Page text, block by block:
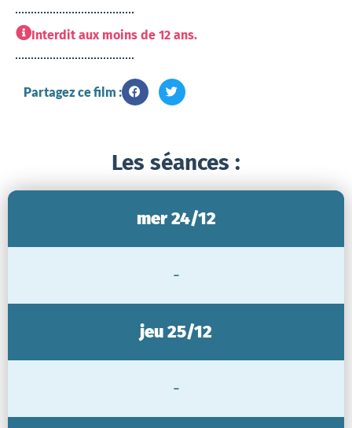
Interdit aux moins de 12 ans.
Partagez ce film :
Les séances :
mer 24/12
-
jeu 25/12
-